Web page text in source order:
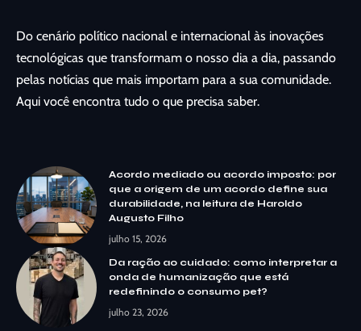
Do cenário político nacional e internacional às inovações
tecnológicas que transformam o nosso dia a dia, passando
pelas notícias que mais importam para a sua comunidade.
Aqui você encontra tudo o que precisa saber.
Acordo mediado ou acordo imposto: por
que a origem de um acordo define sua
durabilidade, na leitura de Haroldo
Augusto Filho
julho 15, 2026
Da ração ao cuidado: como interpretar a
onda de humanização que está
redefinindo o consumo pet?
julho 23, 2026